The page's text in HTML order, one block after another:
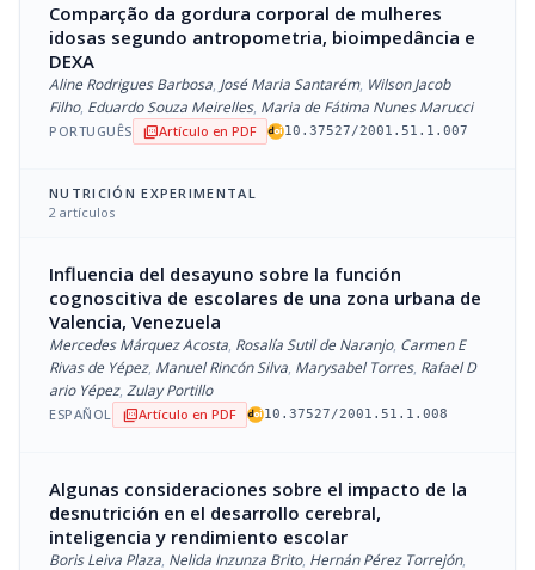
Comparção da gordura corporal de mulheres
idosas segundo antropometria, bioimpedância e
DEXA
Aline Rodrigues Barbosa, José Maria Santarém, Wilson Jacob
Filho, Eduardo Souza Meirelles, Maria de Fátima Nunes Marucci
PORTUGUÊS picture_as_pdfArtículo en PDF 10.37527/2001.51.1.007
NUTRICIÓN EXPERIMENTAL
2 artículos
Influencia del desayuno sobre la función
cognoscitiva de escolares de una zona urbana de
Valencia, Venezuela
Mercedes Márquez Acosta, Rosalía Sutil de Naranjo, Carmen E
Rivas de Yépez, Manuel Rincón Silva, Marysabel Torres, Rafael D
ario Yépez, Zulay Portillo
ESPAÑOL picture_as_pdfArtículo en PDF 10.37527/2001.51.1.008
Algunas consideraciones sobre el impacto de la
desnutrición en el desarrollo cerebral,
inteligencia y rendimiento escolar
Boris Leiva Plaza, Nelida Inzunza Brito, Hernán Pérez Torrejón,